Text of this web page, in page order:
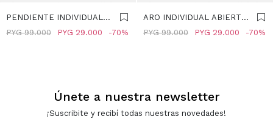
PENDIENTE INDIVIDUAL
ESTRELLA - ACERO
PYG 29.000
PYG 99.000 70
ARO INDIVIDUAL ABIERTO
- ACERO INOXIDABLE -
PYG 29.000
PYG 99.000 70
Únete a nuestra newsletter
¡Suscribite y recibí todas nuestras novedades!